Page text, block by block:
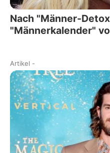
Nach "Männer-
"Männerkalender"
Artikel -